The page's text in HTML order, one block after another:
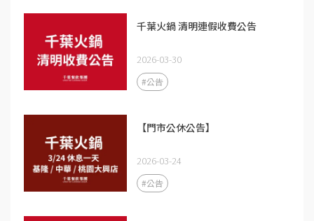
千葉火鍋 清明連假收費公告
2026-03-30
#公告
【門市公休公告】
2026-03-24
#公告